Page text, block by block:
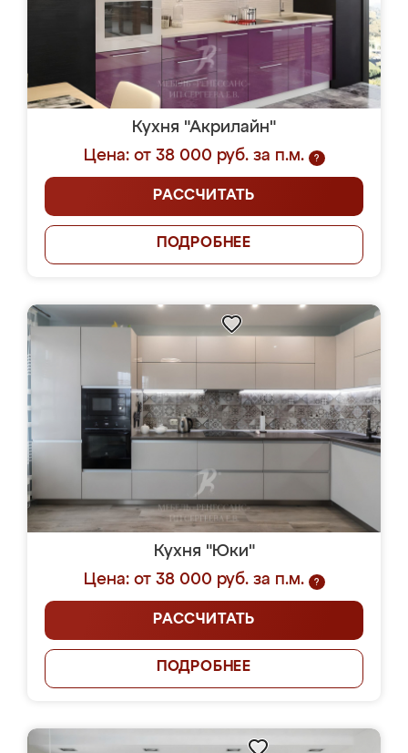
Кухня "Акрилайн"
Цена: от 38 000 руб. за п.м.
?
РАССЧИТАТЬ
ПОДРОБНЕЕ
Кухня "Юки"
Цена: от 38 000 руб. за п.м.
?
РАССЧИТАТЬ
ПОДРОБНЕЕ